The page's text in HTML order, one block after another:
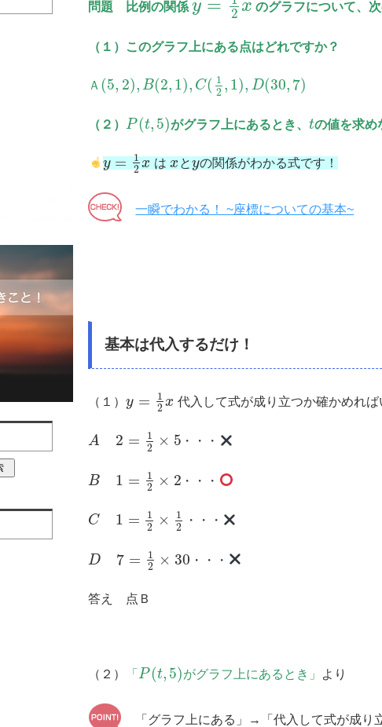
問題 比例の関係y =
2 x のグラフについて、
（１）このグラフ上にある点はどれですか？
Ａ (5, 2), B(2, 1), C( 1
2 , 1), D(30, 7)
（２） P(t, 5)がグラフ上にあるとき、 tの値を求め
y = 1
2 x はx とyの関係がわかる式です！
一瞬でわかる！ ~座標についての基本~
基本は代入するだけ！
（１）y =
1
2 x 代入して式が成り立つか確かめれば
A 2 =
1
2
× 5 ・・・
B 1 =
1
2
× 2 ・・・
C 1 =
1
2
×
1
2
・・・
D 7 =
1
2
× 30 ・・・
答え 点Ｂ
（２） 「 P(t, 5)がグラフ上にあるとき」 より
「グラフ上にある」→「代入して式が成り